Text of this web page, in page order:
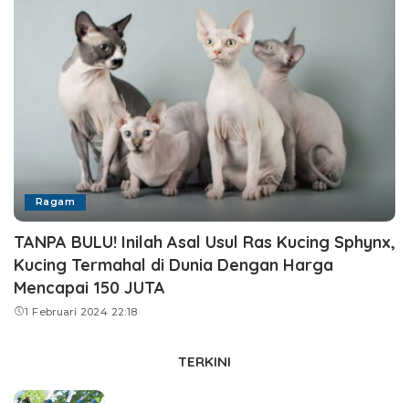
Ragam
TANPA BULU! Inilah Asal Usul Ras Kucing Sphynx,
Kucing Termahal di Dunia Dengan Harga
Mencapai 150 JUTA
1 Februari 2024 22:18
TERKINI